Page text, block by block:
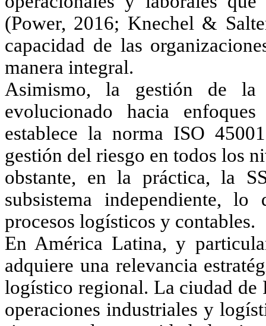
(Power, 2016; Knechel &
capacidad de las
manera integral.
Asimismo, la gestión de la
evolucionado hacia
establece la norma ISO
gestión del riesgo en todos los
obstante, en la práctica, la
subsistema independiente,
procesos logísticos y contables.
En América Latina, y
adquiere una relevancia
logístico regional. La ciudad de
operaciones industriales y